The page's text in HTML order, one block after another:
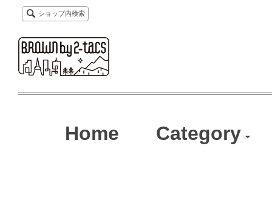
ショップ内検索
Home Category